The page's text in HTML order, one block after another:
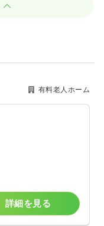
有料老人ホーム
詳細を見る